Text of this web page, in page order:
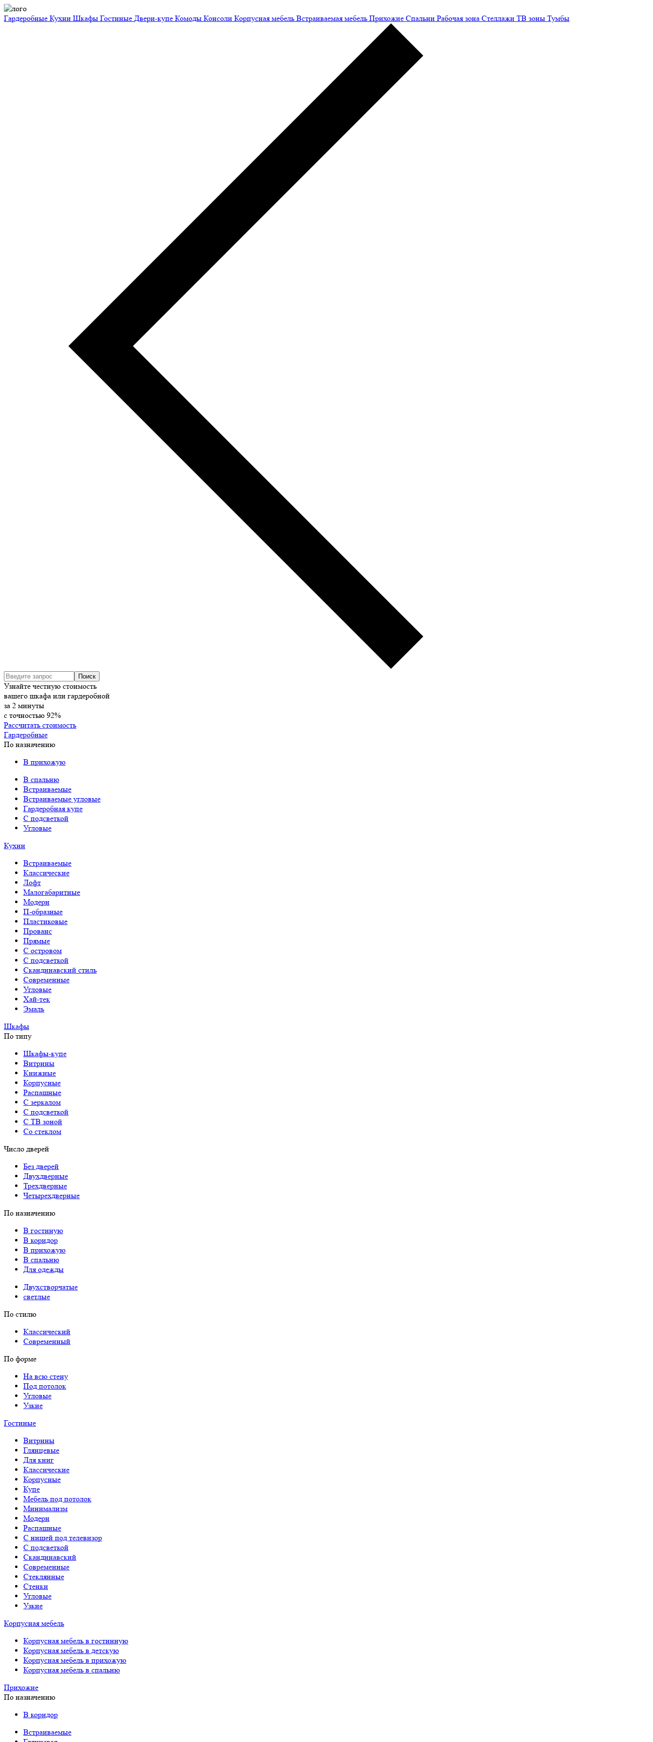
Гардеробные Кухни Шкафы Гостиные Двери-купе Комоды Консоли Корпусная мебель Встраиваемая мебель Прихожие Спальни Рабочая зона Стеллажи ТВ зоны Тумбы
Узнайте честную стоимость
вашего шкафа или гардеробной
за 2 минуты
с точностью 92%
Рассчитать стоимость
Гардеробные
По назначению
В прихожую
В спальню
Встраиваемые
Встраиваемые угловые
Гардеробная купе
С подсветкой
Угловые
Кухни
Встраиваемые
Классические
Лофт
Малогабаритные
Модерн
П-образные
Пластиковые
Прованс
Прямые
С островом
С подсветкой
Скандинавский стиль
Современные
Угловые
Хай-тек
Эмаль
Шкафы
По типу
Шкафы-купе
Витрины
Книжные
Корпусные
Распашные
С зеркалом
С подсветкой
С ТВ зоной
Со стеклом
Число дверей
Без дверей
Двухдверные
Трехдверные
Четырехдверные
По назначению
В гостиную
В коридор
В прихожую
В спальню
Для одежды
Двухстворчатые
светлые
По стилю
Классический
Современный
По форме
На всю стену
Под потолок
Угловые
Узкие
Гостиные
Витрины
Глянцевые
Для книг
Классические
Корпусные
Купе
Мебель под потолок
Минимализм
Модерн
Распашные
С нишей под телевизор
С подсветкой
Скандинавский
Современные
Стеклянные
Стенки
Угловые
Узкие
Корпусная мебель
Корпусная мебель в гостинную
Корпусная мебель в детскую
Корпусная мебель в прихожую
Корпусная мебель в спальню
Прихожие
По назначению
В коридор
Встраиваемые